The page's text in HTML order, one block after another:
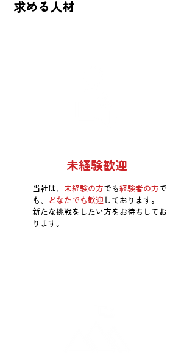
求める人材
未経験歓迎
当社は、 未経験の方でも経験者の方で
も、
どなたでも歓迎 しております。
新たな挑戦をしたい方をお待ちしてお
ります。